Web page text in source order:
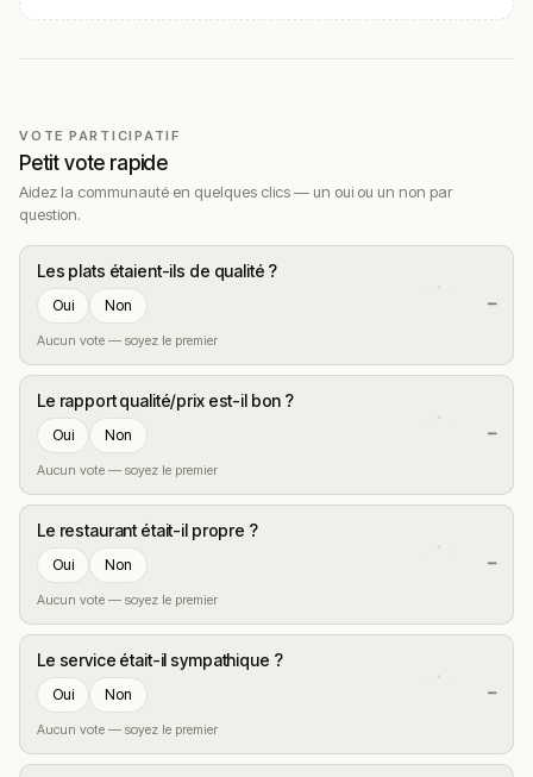
VOTE PARTICIPATIF
Petit vote rapide
Aidez la communauté en quelques clics — un oui ou un non par
question.
Les plats étaient-ils de qualité ?
Oui Non
Aucun vote — soyez le premier
—
Le rapport qualité/prix est-il bon ?
Oui Non
Aucun vote — soyez le premier
—
Le restaurant était-il propre ?
Oui Non
Aucun vote — soyez le premier
—
Le service était-il sympathique ?
Oui Non
Aucun vote — soyez le premier
—